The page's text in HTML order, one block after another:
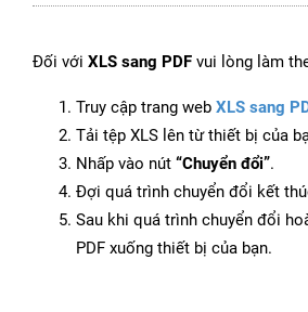
Đối với XLS sang PDF vui lòng làm
Truy cập trang web XLS sang
Tải tệp XLS lên từ thiết bị của
Nhấp vào nút “Chuyển đổi”.
Đợi quá trình chuyển đổi kết
Sau khi quá trình chuyển đổi
PDF xuống thiết bị của bạn.